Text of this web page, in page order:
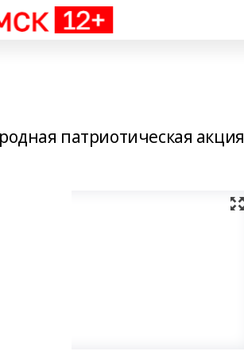
патриотическая акция